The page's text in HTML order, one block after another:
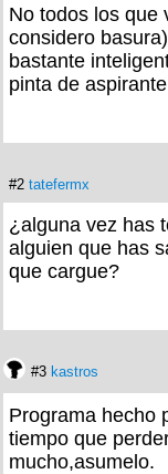
No todos los que
considero
bastante
pinta de
#2 tatefermx
¿alguna vez has
alguien que has
que cargue?
#3 kastros
Programa hecho
tiempo que
mucho,asumelo.